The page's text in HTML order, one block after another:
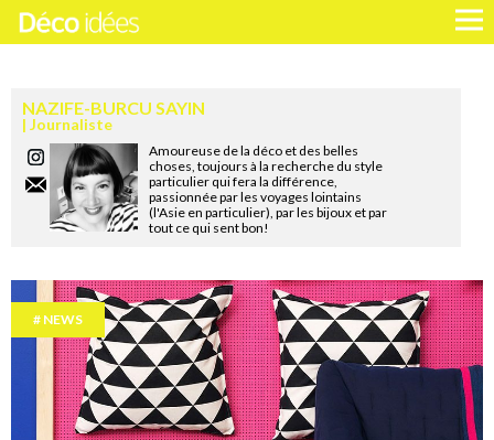
NAZIFE-BURCU SAYIN
Journaliste
Amoureuse de la déco et des belles
choses, toujours à la recherche du style
particulier qui fera la différence,
passionnée par les voyages lointains
(l'Asie en particulier), par les bijoux et par
tout ce qui sent bon!
NEWS